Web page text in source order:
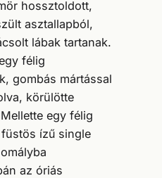
hossztoldott,
asztallapból,
lábak tartanak.
félig
gombás mártással
körülötte
egy félig
ízű single
az óriás